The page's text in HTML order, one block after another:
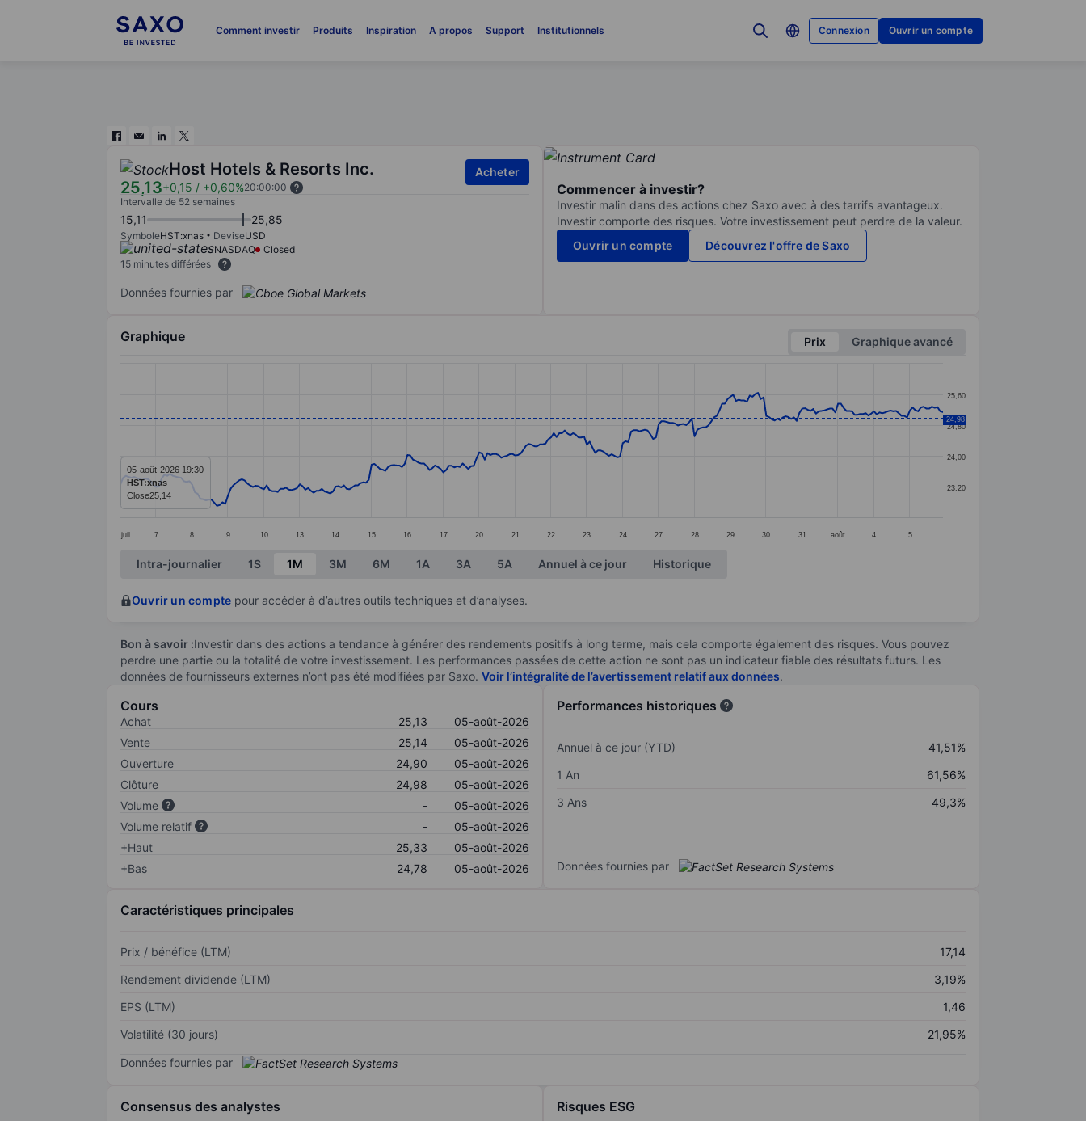
Comment investir Produits Inspiration A propos Support Institutionnels Connexion Ouvrir un compte
Host Hotels & Resorts Inc.
25,13+0,15 / +0,60%20:00:00
Acheter
Intervalle de 52 semaines
15,11 25,85
SymboleHST:xnas DeviseUSD
NASDAQ
Closed
15 minutes différées
Données fournies par
Commencer à investir?
Investir malin dans des actions chez Saxo avec à des tarrifs avantageux.
Investir comporte des risques. Votre investissement peut perdre de la valeur.
Ouvrir un compte
Découvrez l'offre de Saxo
Graphique Prix
Graphique avancé
The chart has 1 Y axis displaying values. Data ranges from 22.7 to 25.64.
juil. 7 8 9 10 13 14 15 16 17 20 21 22 23 24 27 28 29 30 31 août 4 5
23,20
24,00
24,80
25,60
24,98
05-août-2026 19:30
HST:xnas
Close25,14
End of interactive chart.
Intra-journalier 1S 1M 3M 6M 1A 3A 5A Annuel à ce jour Historique
Ouvrir un compte pour accéder à d’autres outils techniques et d’analyses.
Bon à savoir :Investir dans des actions a tendance à générer des rendements positifs à long terme, mais cela comporte également des risques. Vous pouvez
perdre une partie ou la totalité de votre investissement. Les performances passées de cette action ne sont pas un indicateur fiable des résultats futurs. Les
données de fournisseurs externes n’ont pas été modifiées par Saxo. Voir l’intégralité de l’avertissement relatif aux données.
Cours
Achat 25,13
05-août-2026
Vente
25,14
05-août-2026
Ouverture
24,90
05-août-2026
Clôture
24,98
05-août-2026
Volume
-
05-août-2026
Volume relatif
-
05-août-2026
+Haut
25,33
05-août-2026
+Bas
24,78 05-août-2026
Performances historiques
Annuel à ce jour (YTD)
41,51%
1 An
61,56%
3 Ans
49,3%
Données fournies par
Caractéristiques principales
Prix / bénéfice (LTM)
17,14
Rendement dividende (LTM)
3,19%
EPS (LTM)
1,46
Volatilité (30 jours)
21,95%
Données fournies par
Consensus des analystes Risques ESG